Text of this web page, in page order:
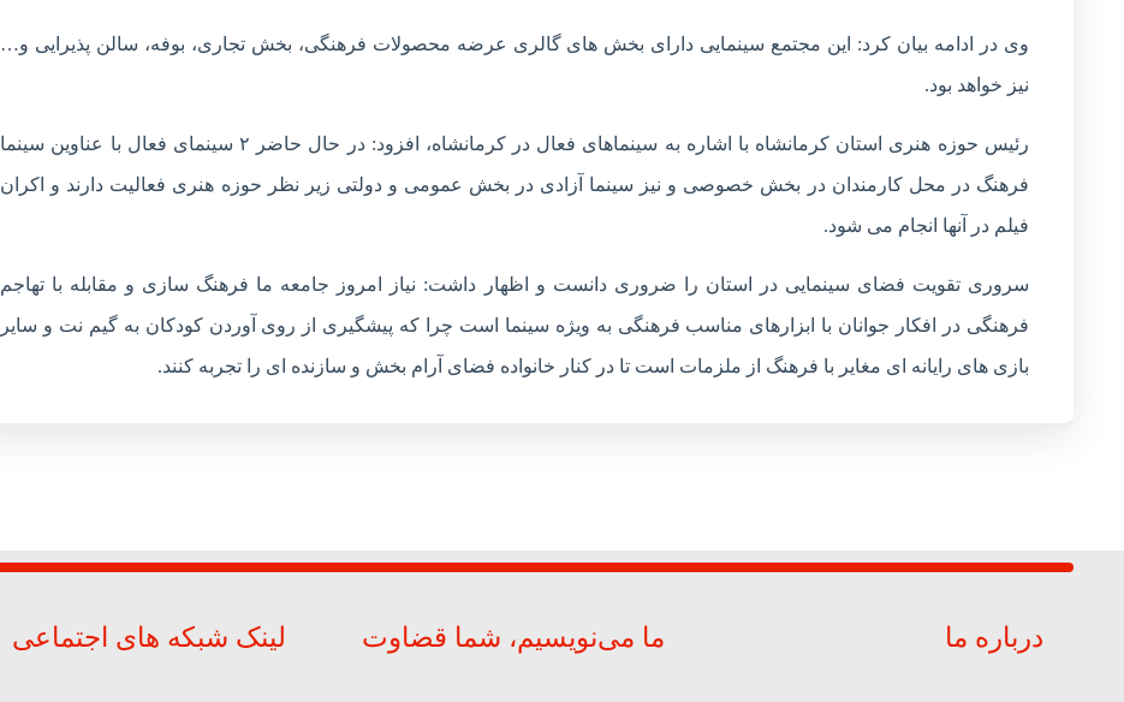
وی در ادامه بیان کرد: این مجتمع سینمایی دارای بخش های گالری عرضه محصولات فرهنگی، بخش تجاری، بوفه، سالن پذیرایی و…
نیز خواهد بود.
رئیس حوزه هنری استان کرمانشاه با اشاره به سینماهای فعال در کرمانشاه، افزود: در حال حاضر ۲ سینمای فعال با عناوین سینما
فرهنگ در محل کارمندان در بخش خصوصی و نیز سینما آزادی در بخش عمومی و دولتی زیر نظر حوزه هنری فعالیت دارند و اکران
فیلم در آنها انجام می شود.
سروری تقویت فضای سینمایی در استان را ضروری دانست و اظهار داشت: نیاز امروز جامعه ما فرهنگ سازی و مقابله با تهاجم
فرهنگی در افکار جوانان با ابزارهای مناسب فرهنگی به ویژه سینما است چرا که پیشگیری از روی آوردن کودکان به گیم نت و سایر
بازی های رایانه ای مغایر با فرهنگ از ملزمات است تا در کنار خانواده فضای آرام بخش و سازنده ای را تجربه کنند.
درباره ما ما می‌نویسیم، شما قضاوت لینک شبکه های اجتماعی